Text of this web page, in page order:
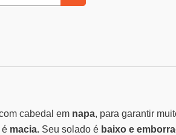
cabedal em napa, para garantir
é macia. Seu solado é baixo e